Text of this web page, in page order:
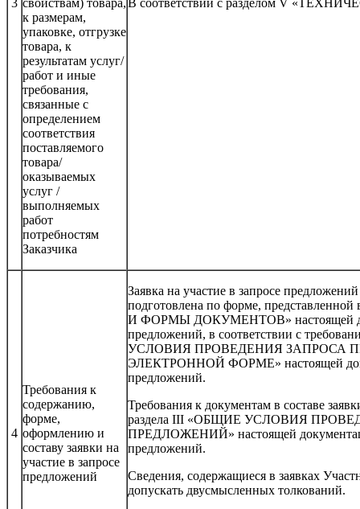
к размерам,
упаковке, отгрузке
товара, к
результатам услуг/
работ и иные
требования,
связанные с
определением
соответствия
поставляемого
товара/
оказываемых
услуг /
выполняемых
работ
потребностям
Заказчика
4
Требования к
содержанию,
форме,
оформлению и
составу заявки на
участие в запросе
предложений
Заявка на участие в запросе
подготовлена по форме,
И ФОРМЫ ДОКУМЕНТОВ» настоящей
предложений, в соответствии с
УСЛОВИЯ ПРОВЕДЕНИЯ ЗАПРОСА
ЭЛЕКТРОННОЙ ФОРМЕ» настоящей
предложений.
Требования к документам в составе
раздела III «ОБЩИЕ УСЛОВИЯ
ПРЕДЛОЖЕНИЙ» настоящей
предложений.
Сведения, содержащиеся в заявках
допускать двусмысленных толкований.